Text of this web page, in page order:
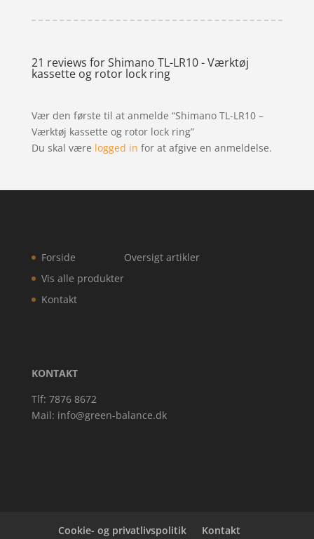
21 reviews forShimano TL-LR10 - Værktøj
kassette og rotor lock ring
Vær den første til at anmelde “Shimano TL-LR10 –
Værktøj kassette og rotor lock ring”
Du skal være logged in for at afgive en anmeldelse.
Forside
Vis alle produkter
Kontakt
Oversigt artikler
KONTAKT
Tlf: 7876 8672
Mail: info@green-balance.dk
Cookie- og privatlivspolitik Kontakt